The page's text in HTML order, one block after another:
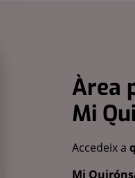
Àrea
Mi
Accedeix a
Mi